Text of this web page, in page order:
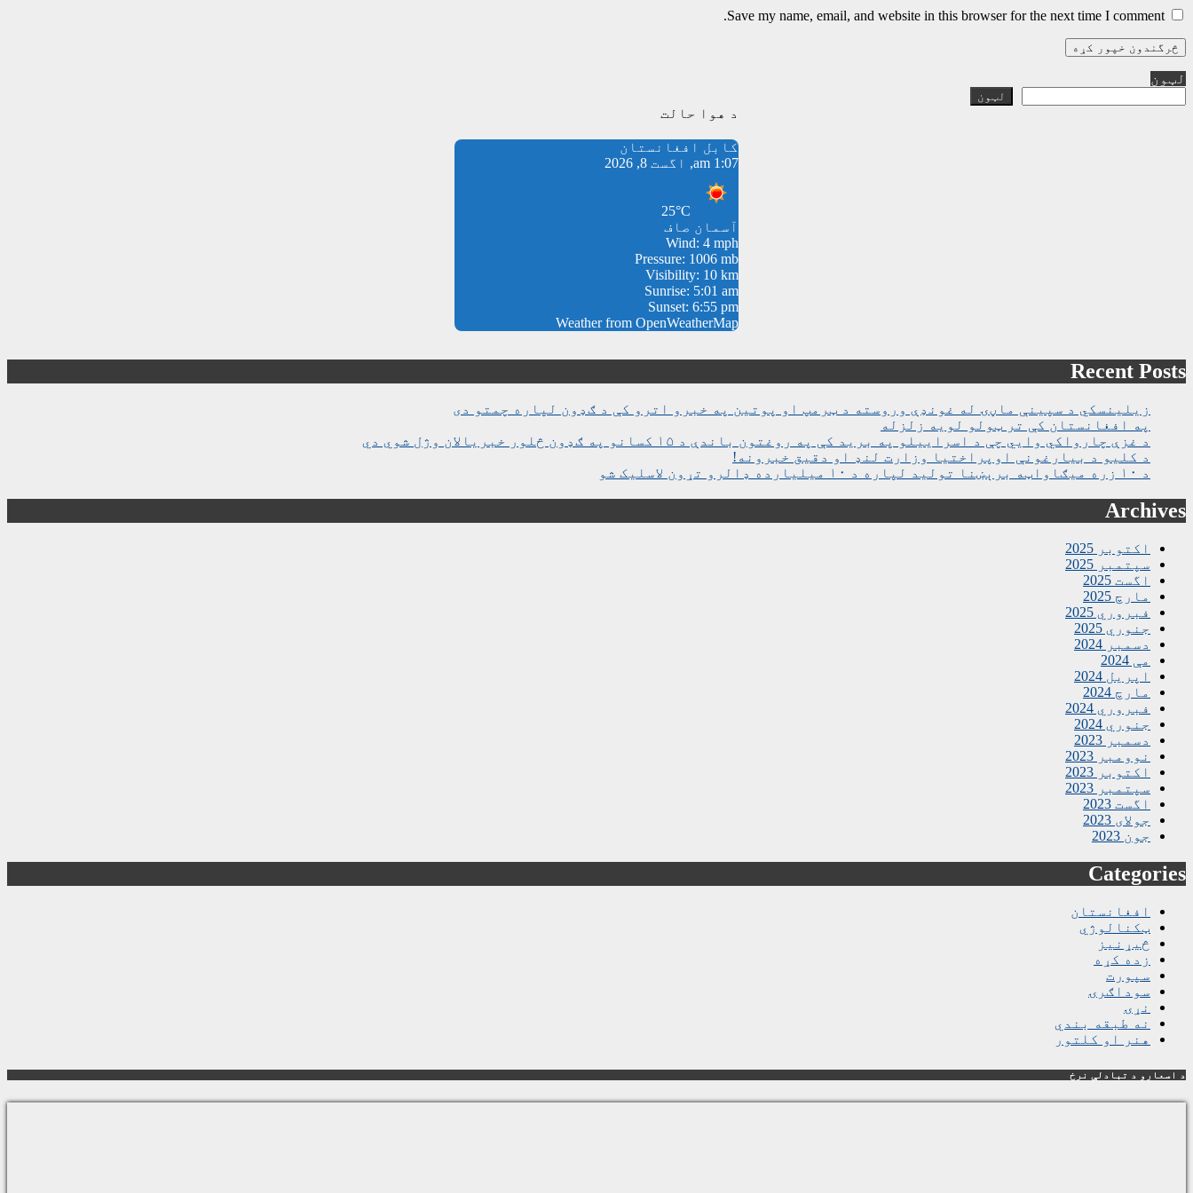
Save my name, email, and website in this browser for the next time I comment.
لټون
لټون
د هوا حالت
کابل افغانستان
1:07 am, اگست 8, 2026
25°C
آسمان صاف
Wind: 4 mph
Pressure: 1006 mb
Visibility: 10 km
Sunrise: 5:01 am
Sunset: 6:55 pm
Weather from OpenWeatherMap
Recent Posts
زیلینسکي د سپینې ماڼۍ له غونډې وروسته د ټرمپ او پوتین په خبرو اترو کې د ګډون لپاره چمتو دی
په افغانستان کې تر ټولو لویه زلزله
د غزې چارواکي وايي چې د اسراییلو په برید کې په روغتون باندې د ۱۵ کسانو په ګډون څلور خبریالان وژل شوي دي
د کلیو د بیارغونې اوپراختیا وزارت لنډ او دقیق خبرونه!
د ۱۰ زره میګاواټه برېښنا تولید لپاره د ۱۰ میلیارده ډالرو تړون لاسلیک شو
Archives
اکتوبر 2025
سپتمبر 2025
اگست 2025
مارچ 2025
فبروري 2025
جنوري 2025
دسمبر 2024
مې 2024
اپریل 2024
مارچ 2024
فبروري 2024
جنوري 2024
دسمبر 2023
نوومبر 2023
اکتوبر 2023
سپتمبر 2023
اگست 2023
جولای 2023
جون 2023
Categories
افغانستان
ټکنالوژي
څیړنیز
زده کړه
سپورت
سوداګرۍ
نړۍ
نه طبقه بندي
هنر او کلتور
د اسعارو د تبادلې نرخ